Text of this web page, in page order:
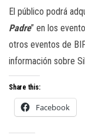
El público podrá
Padre” en los
otros eventos de
información sobre
Share this:
Facebook